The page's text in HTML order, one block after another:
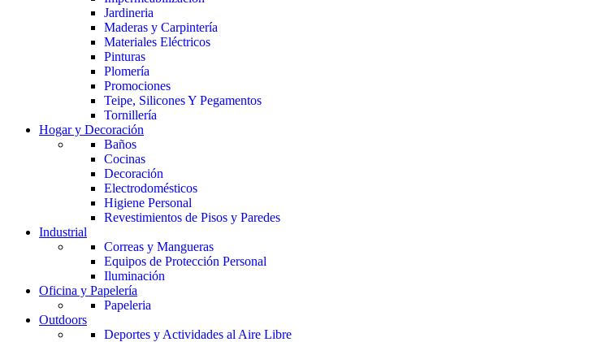
Jardineria
Maderas y Carpintería
Materiales Eléctricos
Pinturas
Plomería
Promociones
Teipe, Silicones Y Pegamentos
Tornillería
Hogar y Decoración
Baños
Cocinas
Decoración
Electrodomésticos
Higiene Personal
Revestimientos de Pisos y Paredes
Industrial
Correas y Mangueras
Equipos de Protección Personal
Iluminación
Oficina y Papelería
Papeleria
Outdoors
Deportes y Actividades al Aire Libre